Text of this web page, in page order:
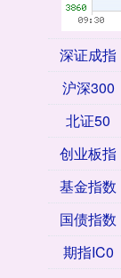
深证成指
沪深300
北证50
创业板指
基金指数
国债指数
期指IC0